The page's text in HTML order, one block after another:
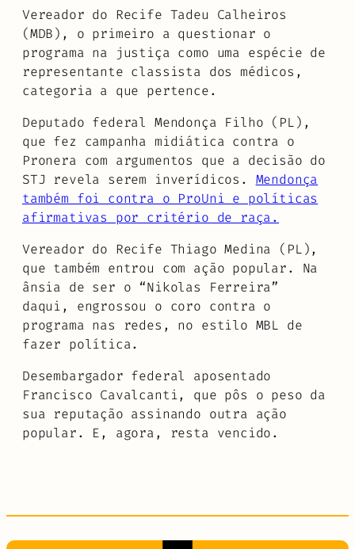
Vereador do Recife Tadeu Calheiros
(MDB), o primeiro a questionar o
programa na justiça como uma espécie de
representante classista dos médicos,
categoria a que pertence.
Deputado federal Mendonça Filho (PL),
que fez campanha midiática contra o
Pronera com argumentos que a decisão do
STJ revela serem inverídicos. Mendonça
também foi contra o ProUni e políticas
afirmativas por critério de raça.
Vereador do Recife Thiago Medina (PL),
que também entrou com ação popular. Na
ânsia de ser o “Nikolas Ferreira”
daqui, engrossou o coro contra o
programa nas redes, no estilo MBL de
fazer política.
Desembargador federal aposentado
Francisco Cavalcanti, que pôs o peso da
sua reputação assinando outra ação
popular. E, agora, resta vencido.